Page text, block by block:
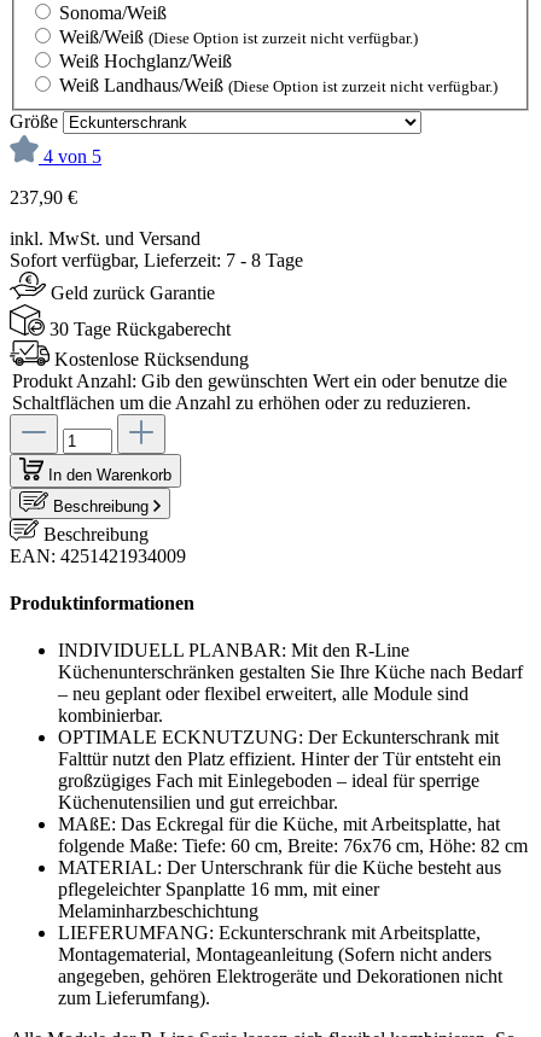
Sonoma/Weiß
Weiß/Weiß (Diese Option ist zurzeit nicht verfügbar.)
Weiß Hochglanz/Weiß
Weiß Landhaus/Weiß (Diese Option ist zurzeit nicht verfügbar.)
Größe
4 von 5
237,90 €
inkl. MwSt. und Versand
Sofort verfügbar, Lieferzeit: 7 - 8 Tage
Geld zurück Garantie
30 Tage Rückgaberecht
Kostenlose Rücksendung
Produkt Anzahl: Gib den gewünschten Wert ein oder benutze die
Schaltflächen um die Anzahl zu erhöhen oder zu reduzieren.
In den Warenkorb
Beschreibung
Beschreibung
EAN: 4251421934009
Produktinformationen
INDIVIDUELL PLANBAR: Mit den R-Line
Küchenunterschränken gestalten Sie Ihre Küche nach Bedarf
– neu geplant oder flexibel erweitert, alle Module sind
kombinierbar.
OPTIMALE ECKNUTZUNG: Der Eckunterschrank mit
Falttür nutzt den Platz effizient. Hinter der Tür entsteht ein
großzügiges Fach mit Einlegeboden – ideal für sperrige
Küchenutensilien und gut erreichbar.
MAßE: Das Eckregal für die Küche, mit Arbeitsplatte, hat
folgende Maße: Tiefe: 60 cm, Breite: 76x76 cm, Höhe: 82 cm
MATERIAL: Der Unterschrank für die Küche besteht aus
pflegeleichter Spanplatte 16 mm, mit einer
Melaminharzbeschichtung
LIEFERUMFANG: Eckunterschrank mit Arbeitsplatte,
Montagematerial, Montageanleitung (Sofern nicht anders
angegeben, gehören Elektrogeräte und Dekorationen nicht
zum Lieferumfang).